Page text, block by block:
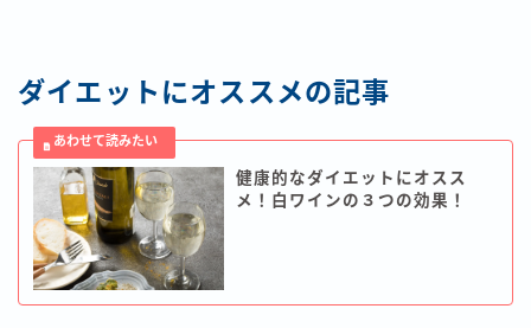
ダイエットにオススメの記事
健康的なダイエットにオスス
メ！白ワインの３つの効果！